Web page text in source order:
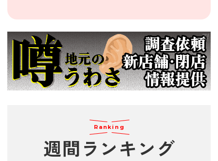
Ranking
週間 ランキング